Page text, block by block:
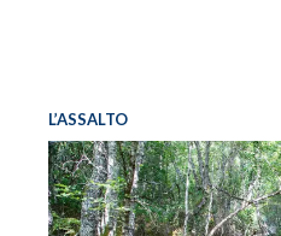
L’ASSALTO